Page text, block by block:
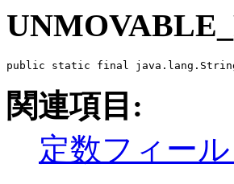
public static final
関連項目:
定数フィー